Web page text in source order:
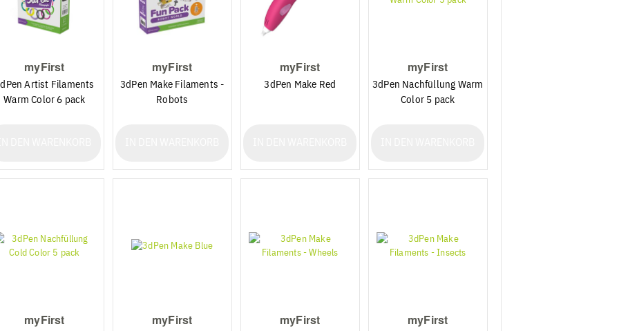
myFirst
Artist Filaments
Warm Color 6 pack
myFirst
3dPen Make Filaments -
Robots
myFirst
3dPen Make Red
myFirst
3dPen Nachfüllung Warm
Color 5 pack
myFirst myFirst myFirst myFirst